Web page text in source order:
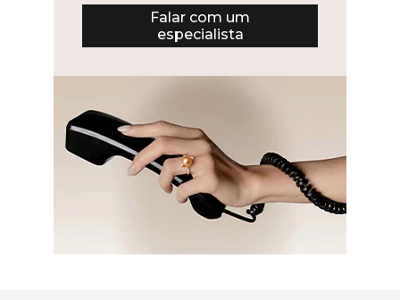
Falar com um
especialista